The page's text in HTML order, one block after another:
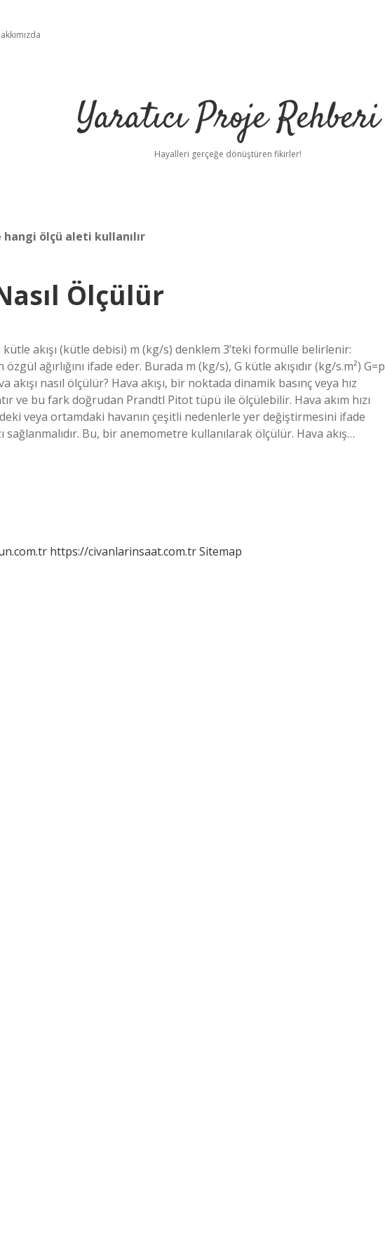
Yaratıcı Proje Rehberi
Hayalleri gerçeğe dönüştüren fikirler!
hangi ölçü aleti kullanılır
Ölçülür
kütle akışı (kütle debisi) m (kg/s) denklem 3’teki formülle belirlenir:
ağırlığını ifade eder. Burada m (kg/s), G kütle akışıdır (kg/s.m²) G=p
akışı nasıl ölçülür? Hava akışı, bir noktada dinamik basınç veya hız
ve bu fark doğrudan Prandtl Pitot tüpü ile ölçülebilir. Hava akım hızı
veya ortamdaki havanın çeşitli nedenlerle yer değiştirmesini ifade
sağlanmalıdır. Bu, bir anemometre kullanılarak ölçülür. Hava akış…
https://civanlarinsaat.com.trSitemap